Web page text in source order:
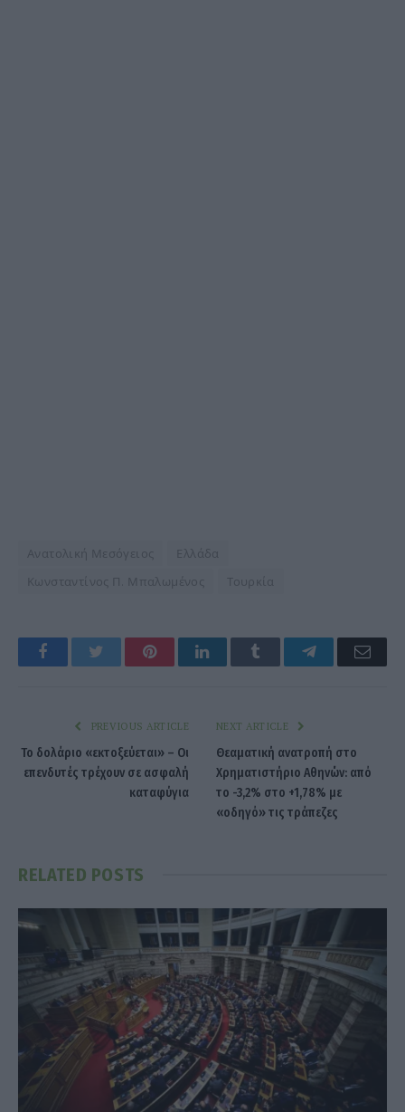
Ανατολική Μεσόγειος
Ελλάδα
Κωνσταντίνος Π. Μπαλωμένος
Τουρκία
Facebook Twitter PinterestLinkedIn Tumblr Telegram
PREVIOUS ARTICLE
Το δολάριο «εκτοξεύεται» – Οι
επενδυτές τρέχουν σε ασφαλή
καταφύγια
NEXT ARTICLE
Θεαματική ανατροπή στο
Χρηματιστήριο Αθηνών: από
το -3,2% στο +1,78% με
«οδηγό» τις τράπεζες
RELATED POSTS